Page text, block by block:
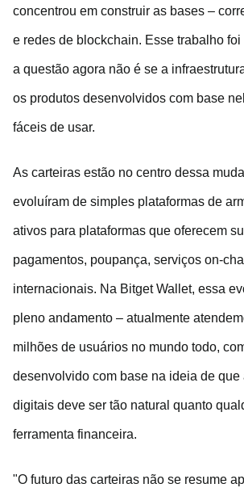
concentrou em construir as bases –
e redes de blockchain. Esse trabalho
a questão agora não é se a
os produtos desenvolvidos com base
fáceis de usar.
As carteiras estão no centro dessa
evoluíram de simples plataformas de
ativos para plataformas que oferecem
pagamentos, poupança, serviços on-
internacionais. Na Bitget Wallet, essa
pleno andamento – atualmente
milhões de usuários no mundo todo,
desenvolvido com base na ideia de que
digitais deve ser tão natural quanto
ferramenta financeira.
"O futuro das carteiras não se resume